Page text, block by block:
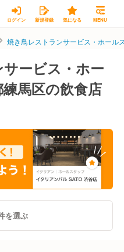
ログイン 新規登録 気になる MENU
焼き鳥レストランサービス・ホール
ービス・ホー
馬区の飲食店
を選ぶ